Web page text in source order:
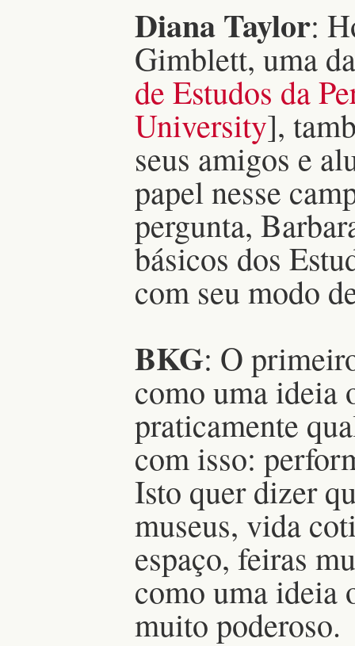
Diana Taylor:
Gimblett, uma
de Estudos da
University],
seus amigos e
papel nesse
pergunta,
básicos dos
com seu modo
BKG: O
como uma ideia
praticamente
com isso:
Isto quer dizer
museus, vida
espaço, feiras
como uma ideia
muito poderoso.